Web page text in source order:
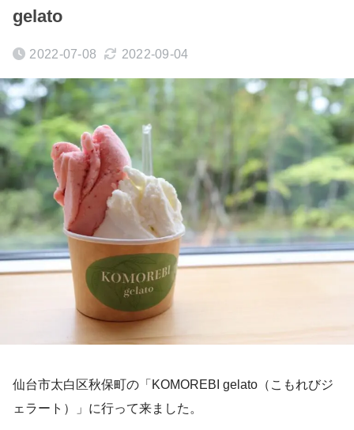
gelato
2022-07-08 2022-09-04
仙台市太白区秋保町の「KOMOREBI gelato（こもれびジ
ェラート）」に行って来ました。